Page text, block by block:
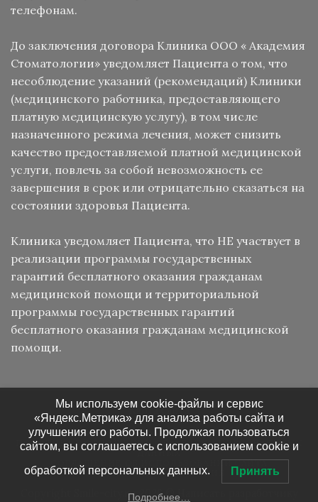
телефонам.
До заключения договора Клиника ООО « Академия
Стоматологии» уведомляет Пациента о том, что
несоблюдение указаний (рекомендаций) Клиники
(медицинского работника, предоставляющего
платную медицинскую услугу), в том числе
назначенного режима лечения, может снизить
качество предоставляемой платной медицинской
услуги, повлечь за собой невозможность ее
завершения в срок или отрицательно сказаться на
состоянии здоровья Пациента.
Клиника уведомляет Пациента, что НЕ участвует в
реализации программы государственных
гарантий бесплатного оказания гражданам
медицинской помощи и территориальной
программы государственных гарантий
бесплатного оказания гражданам медицинской
помощи.
Карта сайта
СВЯЗАТЬСЯ С НАМИ
КАРТА САЙТА
ПОЛИТИКА В ОТНОШЕНИИ ОБРАБОТКИ ПЕРСОНАЛЬНЫХ
ДАННЫХ
СОГЛАШЕНИЕ ОБ ИСПОЛЬЗОВАНИИ САЙТА
ПРАВОВАЯ ИНФОРМАЦИЯ
Copyright Smile-city.ru 2026 ©Написать разработчику
Мы используем cookie-файлы и сервис
«Яндекс.Метрика» для анализа работы сайта и
улучшения его работы. Продолжая пользоваться
сайтом, вы соглашаетесь с использованием cookie и
обработкой персональных данных. Принять
Подробнее…